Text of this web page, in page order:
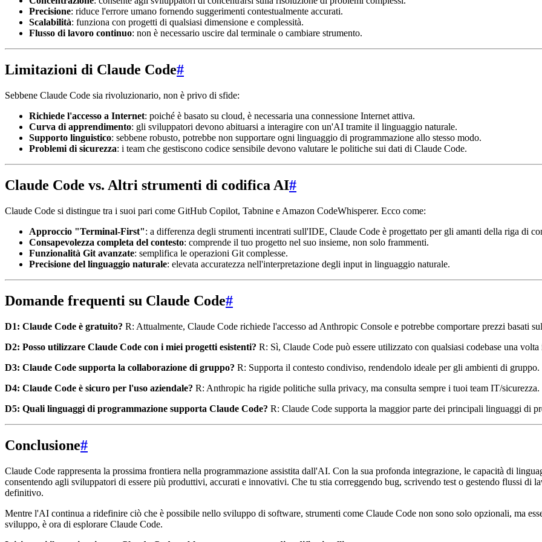
Precisione: riduce l'errore umano fornendo suggerimenti contestualmente accurati.
Scalabilità: funziona con progetti di qualsiasi dimensione e complessità.
Flusso di lavoro continuo: non è necessario uscire dal terminale o cambiare strumento.
Limitazioni di Claude Code#
Sebbene Claude Code sia rivoluzionario, non è privo di sfide:
Richiede l'accesso a Internet: poiché è basato su cloud, è necessaria una connessione Internet attiva.
Curva di apprendimento: gli sviluppatori devono abituarsi a interagire con un'AI tramite il linguaggio naturale.
Supporto linguistico: sebbene robusto, potrebbe non supportare ogni linguaggio di programmazione allo stesso modo.
Problemi di sicurezza: i team che gestiscono codice sensibile devono valutare le politiche sui dati di Claude Code.
Claude Code vs. Altri strumenti di codifica AI#
Claude Code si distingue tra i suoi pari come GitHub Copilot, Tabnine e Amazon CodeWhisperer. Ecco come:
Approccio "Terminal-First": a differenza degli strumenti incentrati sull'IDE, Claude Code è progettato per gli amanti della riga di
Consapevolezza completa del contesto: comprende il tuo progetto nel suo insieme, non solo frammenti.
Funzionalità Git avanzate: semplifica le operazioni Git complesse.
Precisione del linguaggio naturale: elevata accuratezza nell'interpretazione degli input in linguaggio naturale.
Domande frequenti su Claude Code#
D1: Claude Code è gratuito? R: Attualmente, Claude Code richiede l'accesso ad Anthropic Console e potrebbe comportare prezzi basati
D2: Posso utilizzare Claude Code con i miei progetti esistenti? R: Sì, Claude Code può essere utilizzato con qualsiasi codebase una volta
D3: Claude Code supporta la collaborazione di gruppo? R: Supporta il contesto condiviso, rendendolo ideale per gli ambienti di gruppo.
D4: Claude Code è sicuro per l'uso aziendale? R: Anthropic ha rigide politiche sulla privacy, ma consulta sempre i tuoi team IT/sicurezza.
D5: Quali linguaggi di programmazione supporta Claude Code? R: Claude Code supporta la maggior parte dei principali linguaggi di
Conclusione#
Claude Code rappresenta la prossima frontiera nella programmazione assistita dall'AI. Con la sua profonda integrazione, le capacità di
consentendo agli sviluppatori di essere più produttivi, accurati e innovativi. Che tu stia correggendo bug, scrivendo test o gestendo flussi di
definitivo.
Mentre l'AI continua a ridefinire ciò che è possibile nello sviluppo di software, strumenti come Claude Code non sono solo opzionali, ma
sviluppo, è ora di esplorare Claude Code.